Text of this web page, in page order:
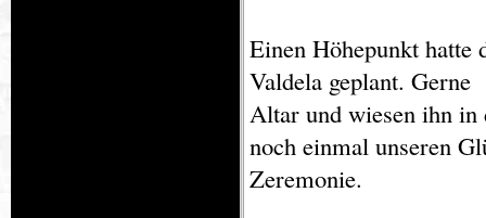
Einen Höhepunkt
Valdela geplant.
Altar und wiesen ihn in
noch einmal unseren
Zeremonie.